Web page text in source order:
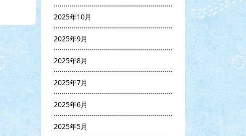
2025年10月
2025年9月
2025年8月
2025年7月
2025年6月
2025年5月